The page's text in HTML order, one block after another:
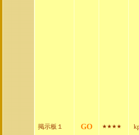
掲示板１ GO ★★★★